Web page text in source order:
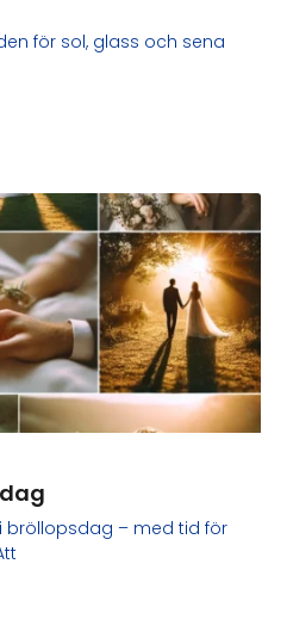
för sol, glass och sena
bröllopsdag – med tid för